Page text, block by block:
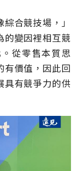
合競技場，」
的變因裡相互競
從零售本質思
有價值，因此回
具有競爭力的供